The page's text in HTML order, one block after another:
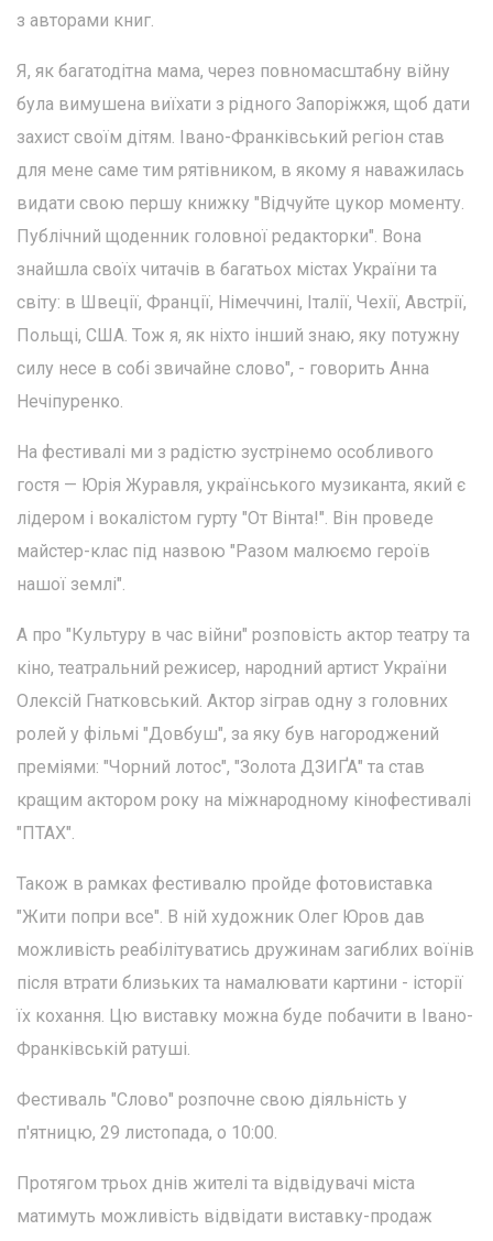
з авторами книг.
Я, як багатодітна мама, через повномасштабну війну
була вимушена виїхати з рідного Запоріжжя, щоб дати
захист своїм дітям. Івано-Франківський регіон став
для мене саме тим рятівником, в якому я наважилась
видати свою першу книжку "Відчуйте цукор моменту.
Публічний щоденник головної редакторки". Вона
знайшла своїх читачів в багатьох містах України та
світу: в Швеції, Франції, Німеччині, Італії, Чехії, Австрії,
Польщі, США. Тож я, як ніхто інший знаю, яку потужну
силу несе в собі звичайне слово", - говорить Анна
Нечіпуренко.
На фестивалі ми з радістю зустрінемо особливого
гостя — Юрія Журавля, українського музиканта, який є
лідером і вокалістом гурту "От Вінта!". Він проведе
майстер-клас під назвою "Разом малюємо героїв
нашої землі".
А про "Культуру в час війни" розповість актор театру та
кіно, театральний режисер, народний артист України
Олексій Гнатковський. Актор зіграв одну з головних
ролей у фільмі "Довбуш", за яку був нагороджений
преміями: "Чорний лотос", "Золота ДЗИҐА" та став
кращим актором року на міжнародному кінофестивалі
"ПТАХ".
Також в рамках фестивалю пройде фотовиставка
"Жити попри все". В ній художник Олег Юров дав
можливість реабілітуватись дружинам загиблих воїнів
після втрати близьких та намалювати картини - історії
їх кохання. Цю виставку можна буде побачити в Івано-
Франківській ратуші.
Фестиваль "Слово" розпочне свою діяльність у
п'ятницю, 29 листопада, о 10:00.
Протягом трьох днів жителі та відвідувачі міста
матимуть можливість відвідати виставку-продаж